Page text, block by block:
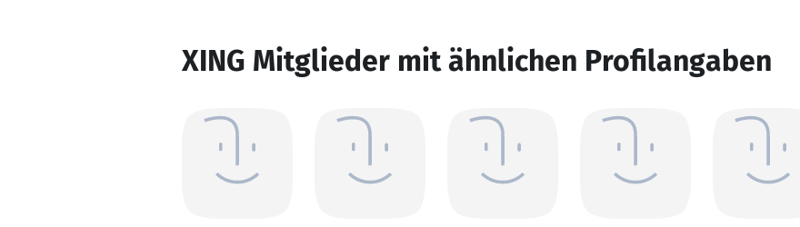
XING Mitglieder mit ähnlichen Profilangaben